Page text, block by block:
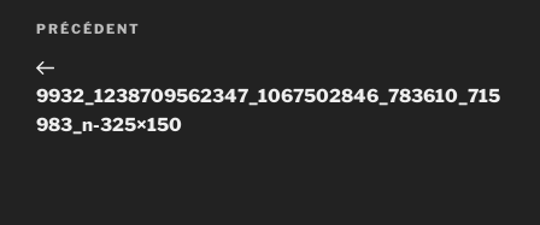
Navigation
l’article
Article
précédent
PRÉCÉDENT
9932_1238709562347_1067502846_783610_715
983_n-325×150